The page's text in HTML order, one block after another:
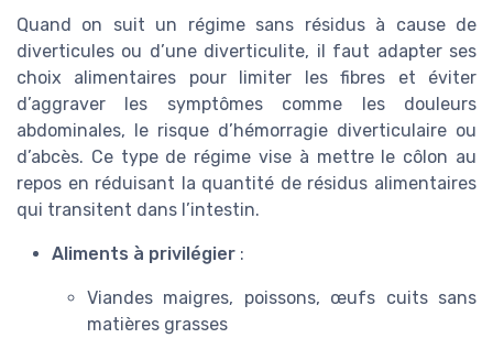
Quand on suit un régime sans résidus à cause de
diverticules ou d’une diverticulite, il faut adapter ses
choix alimentaires pour limiter les fibres et éviter
d’aggraver les symptômes comme les douleurs
abdominales, le risque d’hémorragie diverticulaire ou
d’abcès. Ce type de régime vise à mettre le côlon au
repos en réduisant la quantité de résidus alimentaires
qui transitent dans l’intestin.
Aliments à privilégier :
Viandes maigres, poissons, œufs cuits sans
matières grasses